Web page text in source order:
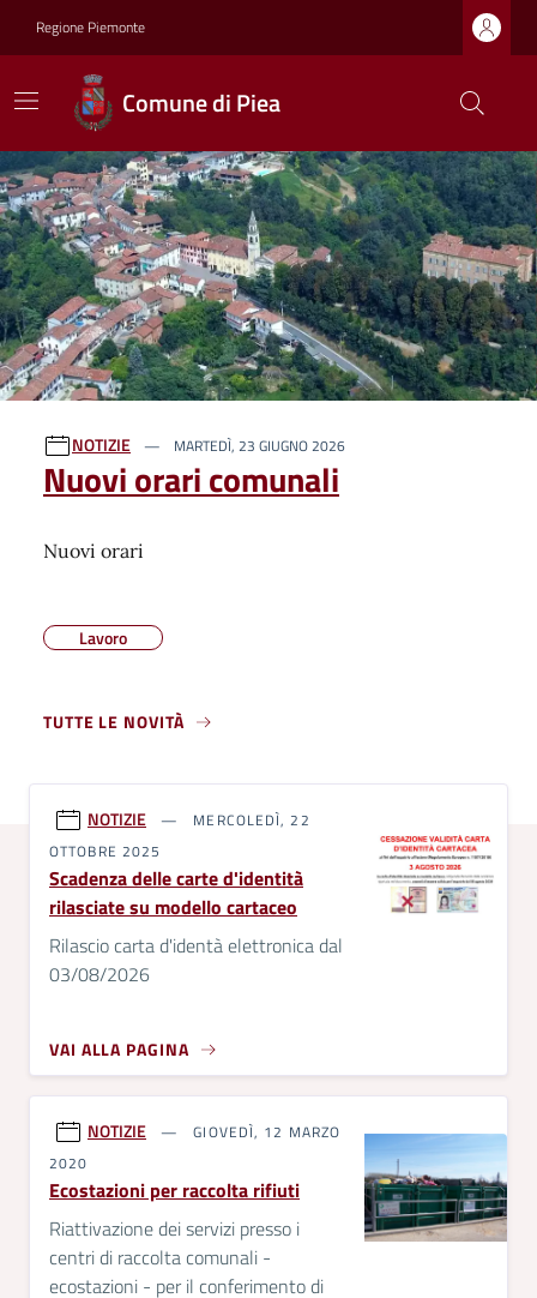
Regione Piemonte
Comune di Piea
Ultime notizie
NOTIZIE MARTEDÌ, 23 GIUGNO 2026
Nuovi orari comunali
Nuovi orari
Lavoro
TUTTE LE NOVITÀ
NOTIZIE
MERCOLEDÌ, 22
OTTOBRE 2025
Scadenza delle carte d'identità
rilasciate su modello cartaceo
Rilascio carta d'identà elettronica dal
03/08/2026
VAI ALLA PAGINA
NOTIZIE
GIOVEDÌ, 12 MARZO
2020
Ecostazioni per raccolta rifiuti
Riattivazione dei servizi presso i
centri di raccolta comunali -
ecostazioni - per il conferimento di